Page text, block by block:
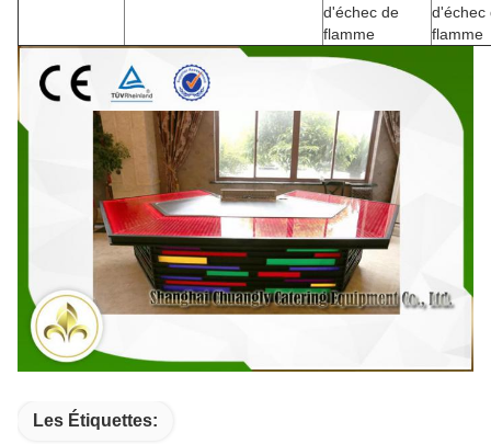
d'échec de
flamme
d'échec
flamme
Les Étiquettes: